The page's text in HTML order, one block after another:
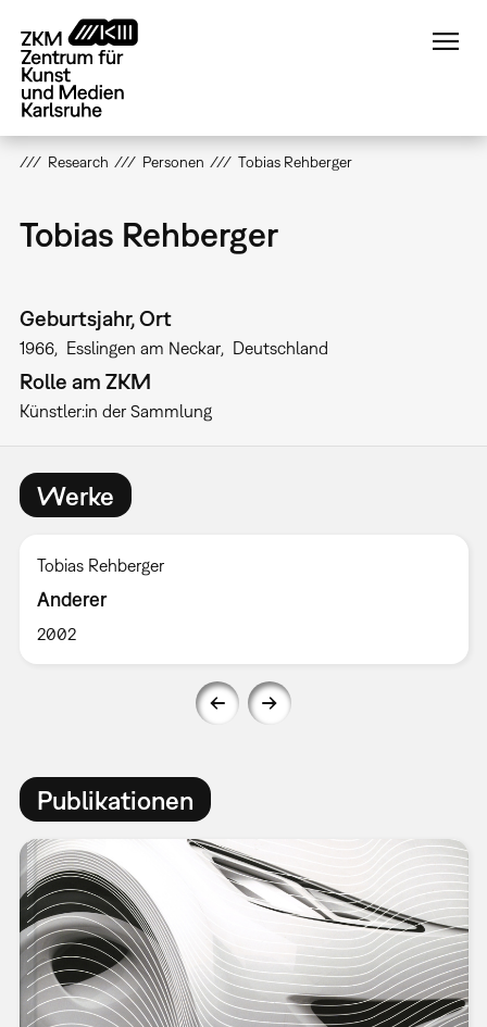
zum
Inhalt
Research Personen Tobias Rehberger
Tobias Rehberger
Geburtsjahr, Ort
1966 Esslingen am Neckar Deutschland
Rolle am ZKM
Künstler:in der Sammlung
Werke
Tobias Rehberger
Anderer
2002
Publikationen